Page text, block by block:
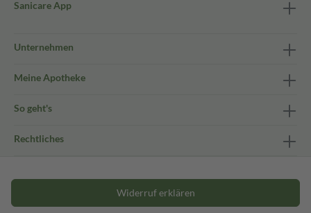
Sanicare App
Unternehmen
Meine Apotheke
So geht's
Rechtliches
Widerruf erklären